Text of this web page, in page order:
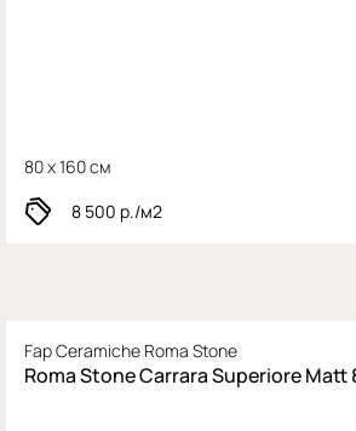
80 x 160 см
8 500 р./м2
Fap Ceramiche Roma Stone
Roma Stone Carrara Superiore Matt